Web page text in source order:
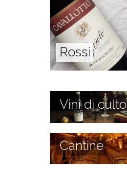
Rossi
Vini di culto
Cantine